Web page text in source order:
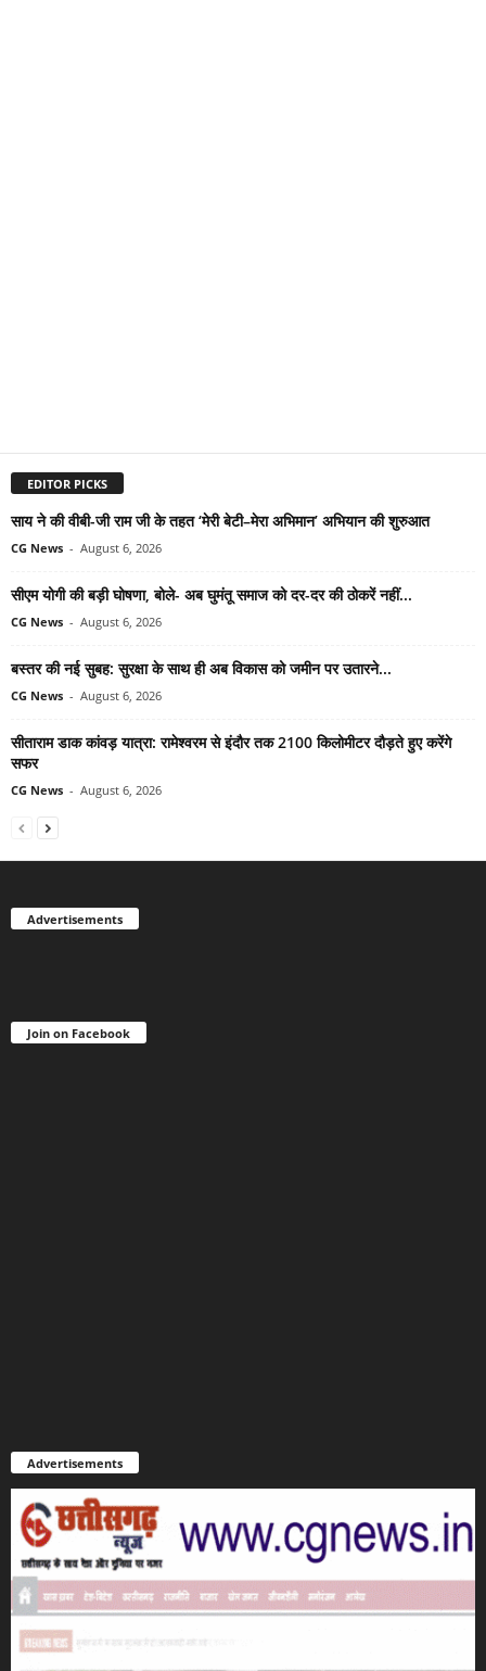
EDITOR PICKS
साय ने की वीबी-जी राम जी के तहत ‘मेरी बेटी–मेरा अभिमान’ अभियान की शुरुआत
CG News - August 6, 2026
सीएम योगी की बड़ी घोषणा, बोले- अब घुमंतू समाज को दर-दर की ठोकरें नहीं...
CG News - August 6, 2026
बस्तर की नई सुबह: सुरक्षा के साथ ही अब विकास को जमीन पर उतारने...
CG News - August 6, 2026
सीताराम डाक कांवड़ यात्रा: रामेश्वरम से इंदौर तक 2100 किलोमीटर दौड़ते हुए करेंगे
सफर
CG News - August 6, 2026
Advertisements
Join on Facebook
Advertisements